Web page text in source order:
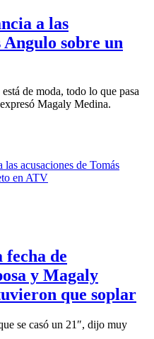
a las
Angulo sobre un
de moda, todo lo que pasa
Magaly Medina.
de
y Magaly
que soplar
se casó un 21″, dijo muy